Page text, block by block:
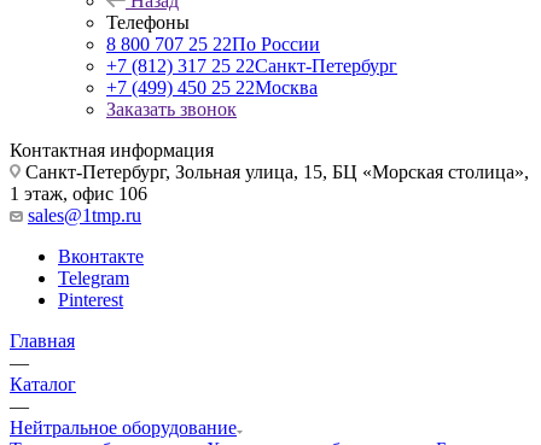
Телефоны
8 800 707 25 22По России
+7 (812) 317 25 22Санкт-Петербург
+7 (499) 450 25 22Москва
Заказать звонок
Контактная информация
Санкт-Петербург, Зольная улица, 15, БЦ «Морская столица»,
1 этаж, офис 106
sales@1tmp.ru
Вконтакте
Telegram
Pinterest
Главная
—
Каталог
—
Нейтральное оборудование